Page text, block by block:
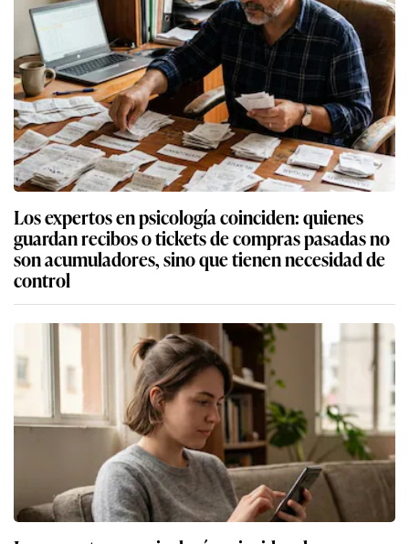
Los expertos en psicología coinciden: quienes
guardan recibos o tickets de compras pasadas no
son acumuladores, sino que tienen necesidad de
control